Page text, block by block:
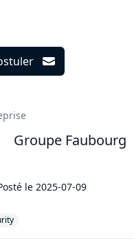
Groupe Faubourg
le 2025-07-09